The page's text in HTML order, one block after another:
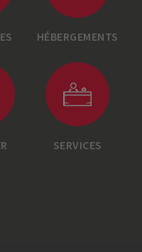
HÉBERGEMENTS
SERVICES